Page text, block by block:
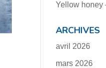
Yellow honey
ARCHIVES
avril 2026
mars 2026